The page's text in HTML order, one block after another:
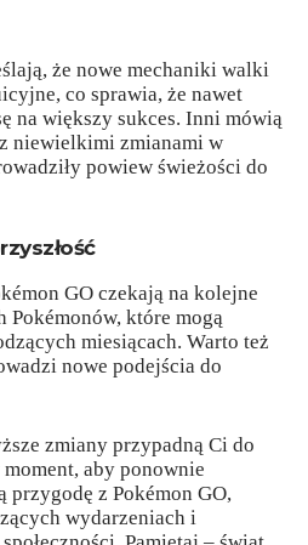
że nowe mechaniki walki
co sprawia, że nawet
na większy sukces. Inni mówią
niewielkimi zmianami w
powiew świeżości do
GO czekają na kolejne
które mogą
miesiącach. Warto też
nowe podejścia do
zmiany przypadną Ci do
aby ponownie
przygodę z Pokémon GO,
wydarzeniach i